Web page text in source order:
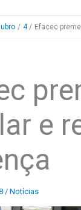
4 Efacec
e
/ Notícias